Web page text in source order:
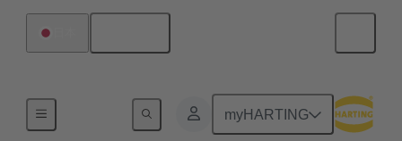
myHARTING
マザーボード ツー ドーターカード接続